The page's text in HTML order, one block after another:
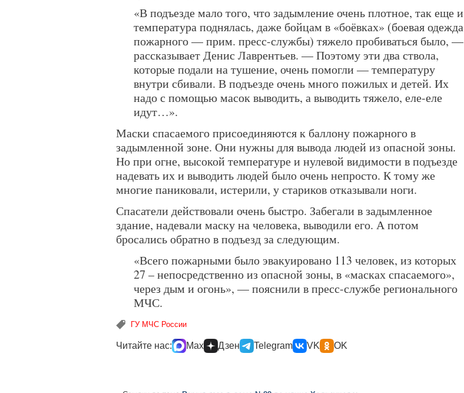
«В подъезде мало того, что задымление очень плотное, так еще и
температура поднялась, даже бойцам в «боёвках» (боевая одежда
пожарного — прим. пресс-службы) тяжело пробиваться было, —
рассказывает Денис Лаврентьев. — Поэтому эти два ствола,
которые подали на тушение, очень помогли — температуру
внутри сбивали. В подъезде очень много пожилых и детей. Их
надо с помощью масок выводить, а выводить тяжело, еле-еле
идут…».
Маски спасаемого присоединяются к баллону пожарного в
задымленной зоне. Они нужны для вывода людей из опасной зоны.
Но при огне, высокой температуре и нулевой видимости в подъезде
надевать их и выводить людей было очень непросто. К тому же
многие паниковали, истерили, у стариков отказывали ноги.
Спасатели действовали очень быстро. Забегали в задымленное
здание, надевали маску на человека, выводили его. А потом
бросались обратно в подъезд за следующим.
«Всего пожарными было эвакуировано 113 человек, из которых
27 – непосредственно из опасной зоны, в «масках спасаемого»,
через дым и огонь», — пояснили в пресс-службе регионального
МЧС.
ГУ МЧС России
Читайте нас: Max Дзен Telegram VK OK